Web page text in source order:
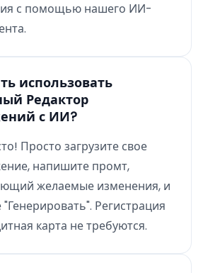
с помощью нашего ИИ-
использовать
Редактор
с ИИ?
Просто загрузите свое
напишите промт,
желаемые изменения, и
Регистрация
карта не требуются.